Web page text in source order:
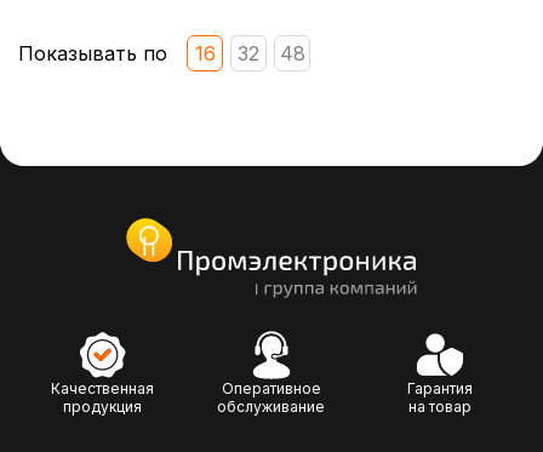
Показывать по 16 32 48
Качественная
продукция
Оперативное
обслуживание
Гарантия
на товар